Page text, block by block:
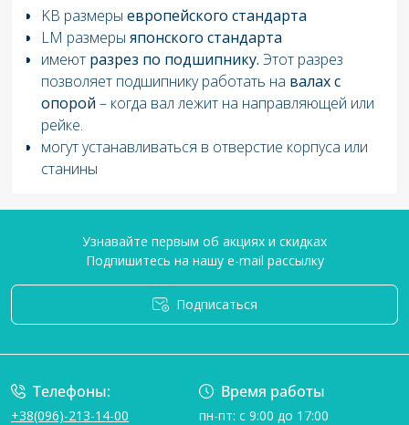
KB размеры европейского стандарта
LM размеры японского стандарта
имеют разрез по подшипнику. Этот разрез
позволяет подшипнику работать на валах с
опорой – когда вал лежит на направляющей или
рейке.
могут устанавливаться в отверстие корпуса или
станины
Узнавайте первым об акциях и скидках
Подпишитесь на нашу e-mail рассылку
Подписаться
Телефоны:
+38(096)-213-14-00
Время работы
пн-пт: с 9:00 до 17:00